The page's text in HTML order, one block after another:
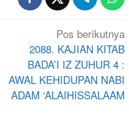
Pos berikutnya
2088. KAJIAN KITAB
BADA’I IZ ZUHUR 4 :
AWAL KEHIDUPAN NABI
ADAM ‘ALAIHISSALAAM